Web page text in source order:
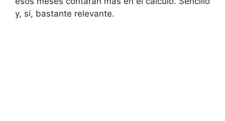
y, sí, bastante relevante.